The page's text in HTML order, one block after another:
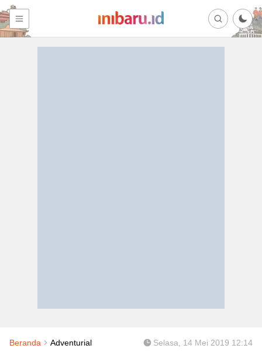
Beranda Adventurial Selasa, 14 Mei 2019 12:14